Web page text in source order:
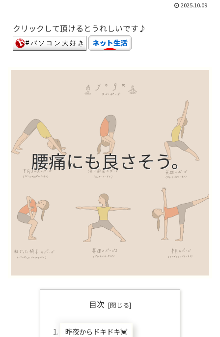
2025.10.09
クリックして頂けるとうれしいです♪
腰痛にも良さそう。
目次
昨夜からドキドキ💓